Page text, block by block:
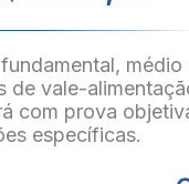
médio
de vale-
com prova
específicas.